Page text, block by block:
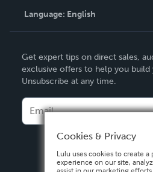
Contact Support
Language: English
Deutsch
Français
Italiano
Español
Get expert tips on direct sales,
exclusive offers to help you build
Unsubscribe at any time.
Cookies & Privacy
Lulu uses cookies to create a
experience on our site,